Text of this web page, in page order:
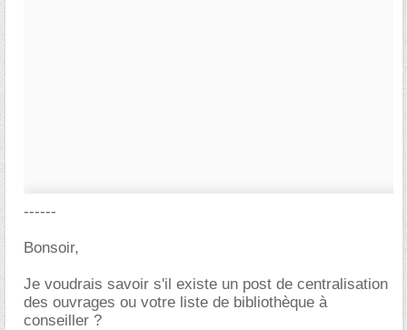
------
Bonsoir,
Je voudrais savoir s'il existe un post de centralisation
des ouvrages ou votre liste de bibliothèque à
conseiller ?